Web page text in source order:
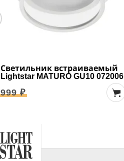
Светильник встраиваемый
Lightstar MATURO GU10 072006
999 ₽